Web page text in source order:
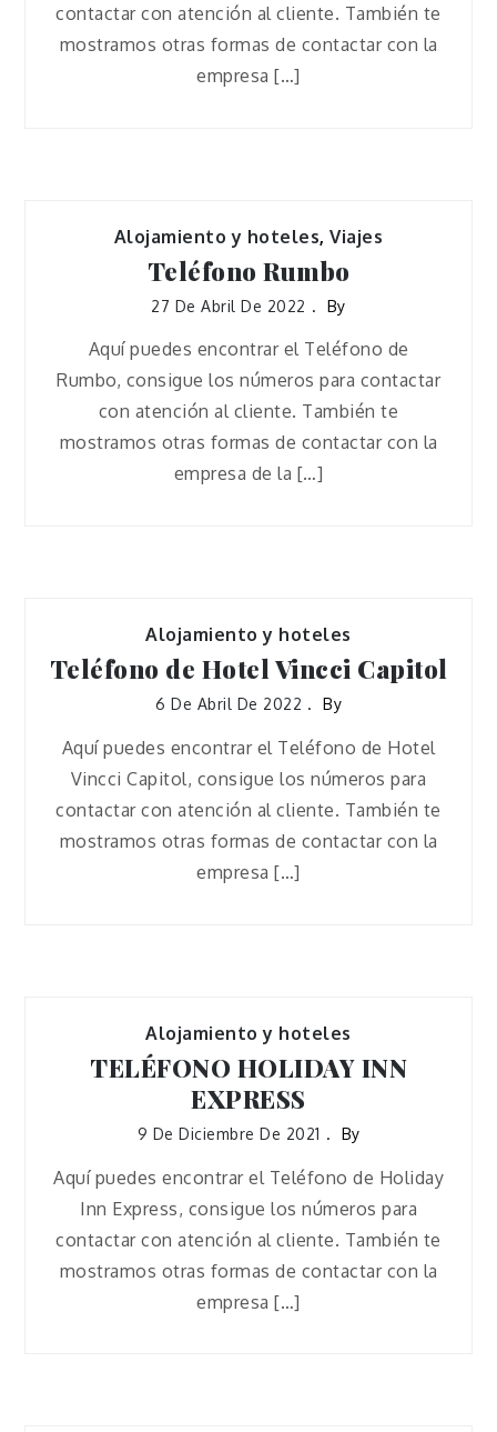
contactar con atención al cliente. También te
mostramos otras formas de contactar con la
empresa […]
Alojamiento y hoteles,Viajes
Teléfono Rumbo
27 De Abril De 2022 By
Aquí puedes encontrar el Teléfono de
Rumbo, consigue los números para contactar
con atención al cliente. También te
mostramos otras formas de contactar con la
empresa de la […]
Alojamiento y hoteles
Teléfono de Hotel Vincci Capitol
6 De Abril De 2022 By
Aquí puedes encontrar el Teléfono de Hotel
Vincci Capitol, consigue los números para
contactar con atención al cliente. También te
mostramos otras formas de contactar con la
empresa […]
Alojamiento y hoteles
TELÉFONO HOLIDAY INN
EXPRESS
9 De Diciembre De 2021 By
Aquí puedes encontrar el Teléfono de Holiday
Inn Express, consigue los números para
contactar con atención al cliente. También te
mostramos otras formas de contactar con la
empresa […]